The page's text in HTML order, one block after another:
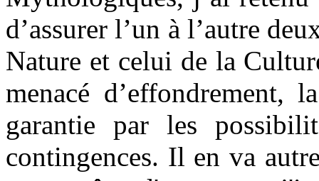
d’assurer l’un à l’autre
Nature et celui de la
menacé d’effondrement,
garantie par les
contingences. Il en va